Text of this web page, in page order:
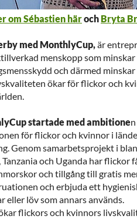
om Sébastien häroch Bryta
med MonthlyCup,är
menskopp som
och därmed
ökar för flickor och
startade med ambitione
för flickor och kvinnor i
Genom samarbetsprojekt i
Tanzania och Uganda har
och tillgång till gratis
och erbjuda ett
eller löv som annars används.
flickors och kvinnors